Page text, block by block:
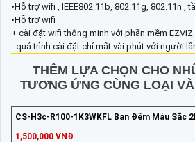
•Hỗ trợ wifi , IEEE802.11b, 802.11g, 802.11n ,
•Hỗ trợ wifi
+ cài đặt wifi thông minh với phần mềm EZVIZ
- quá trình cài đặt chỉ mất vài phút với người
THÊM LỰA CHỌN CHO
TƯƠNG ỨNG CÙNG LOẠI
CS-H3c-R100-1K3WKFL Ban Đêm Màu Sắc
1,500,000 VNĐ